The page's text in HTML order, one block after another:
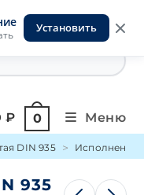
Установить
₽ 0 Меню
DIN 935 Исполнение 1
935